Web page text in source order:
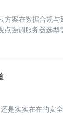
方案在数据合规与
强调服务器选型
是实实在在的安全